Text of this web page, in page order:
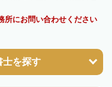
所にお問い合わせください
士を探す